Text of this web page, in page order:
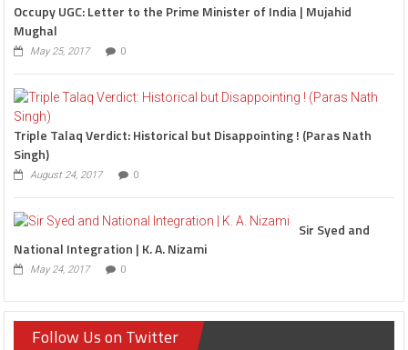
Occupy UGC: Letter to the Prime Minister of India | Mujahid
Mughal
May 25, 2017 0
Triple Talaq Verdict: Historical but Disappointing ! (Paras Nath
Singh)
August 24, 2017 0
Sir Syed and
National Integration | K. A. Nizami
May 24, 2017 0
Follow Us on Twitter